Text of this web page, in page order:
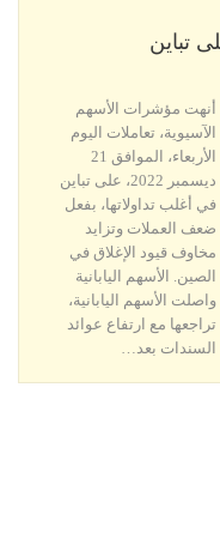
تباين
أنهت مؤشرات الأسهم
الآسيوية، تعاملات اليوم
الأربعاء، الموافق 21
ديسمبر 2022، على تباين
في أغلب تداولاتها، بفعل
ضعف العملات وتزايد
مخاوف قيود الإغلاق في
الصين. الأسهم اليابانية
واصلت الأسهم اليابانية،
تراجعها مع ارتفاع عوائد
السندات بعد…